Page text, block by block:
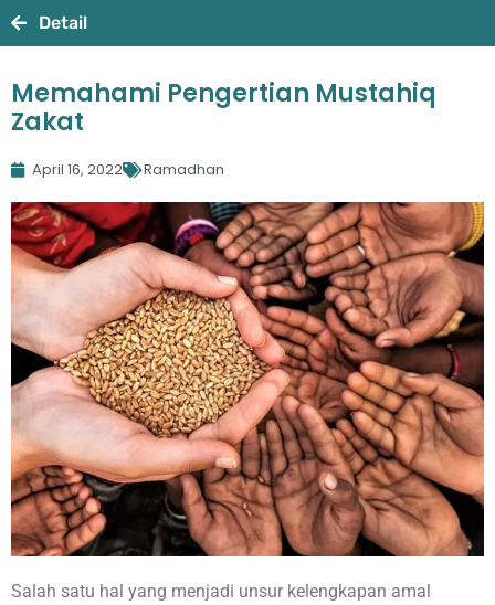
Detail
Memahami Pengertian Mustahiq
Zakat
April 16, 2022 Ramadhan
Salah satu hal yang menjadi unsur kelengkapan amal